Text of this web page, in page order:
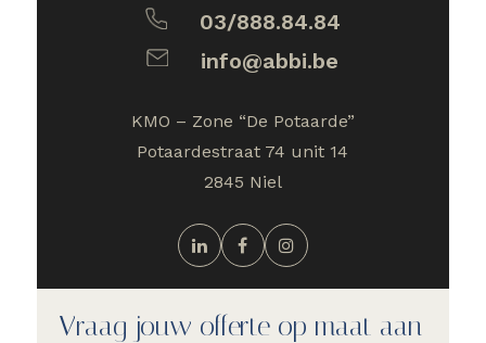
03/888.84.84
info@abbi.be
KMO – Zone “De Potaarde”
Potaardestraat 74 unit 14
2845 Niel
Vraag jouw offerte op maat aan